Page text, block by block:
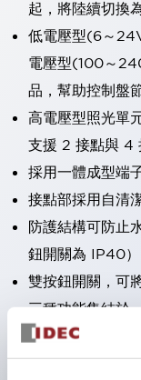
起，將陸續切換
低電壓型(6～
電壓型(100～
品，幫助控制盤
高電壓型照光單
支援 2 接點與 4
採用一體成型端
接點部採用自清
防護結構可防止
鈕開關為 IP40）
雙按鈕開關，可
三種功能集結於
完整支援全球各
一顆 LED 燈泡